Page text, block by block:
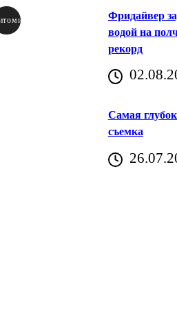
Фридайвер
водой на
рекорд
Самая
съемка